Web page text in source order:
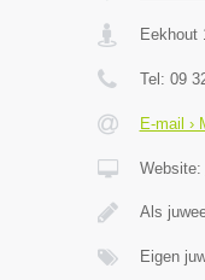
Eekhout
Tel: 09
E-mail ›
Website:
Als
Eigen